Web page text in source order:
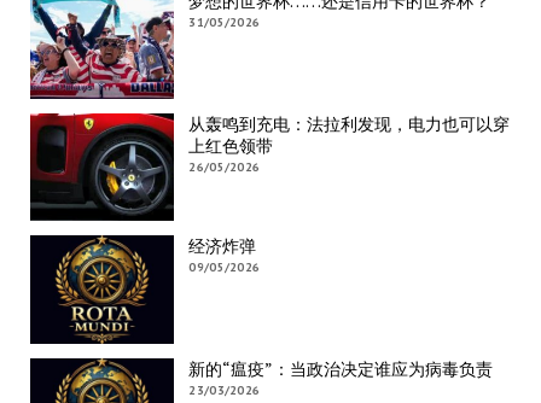
31/05/2026
从轰鸣到充电：法拉利发现，电力也可以穿
上红色领带
26/05/2026
经济炸弹
09/05/2026
新的“瘟疫”：当政治决定谁应为病毒负责
23/03/2026